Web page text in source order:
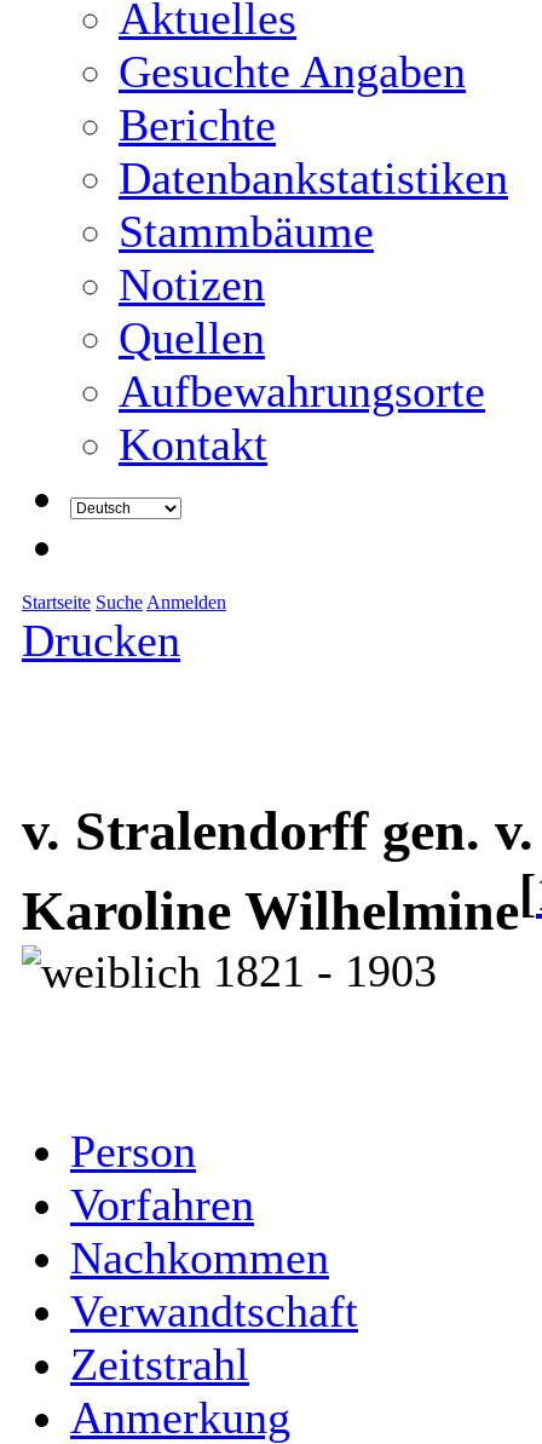
Aktuelles
Gesuchte Angaben
Berichte
Datenbankstatistiken
Stammbäume
Notizen
Quellen
Aufbewahrungsorte
Kontakt
Startseite Suche Anmelden
Drucken
v. Stralendorff gen.
Karoline Wilhelmine[
1821 - 1903
Person
Vorfahren
Nachkommen
Verwandtschaft
Zeitstrahl
Anmerkung